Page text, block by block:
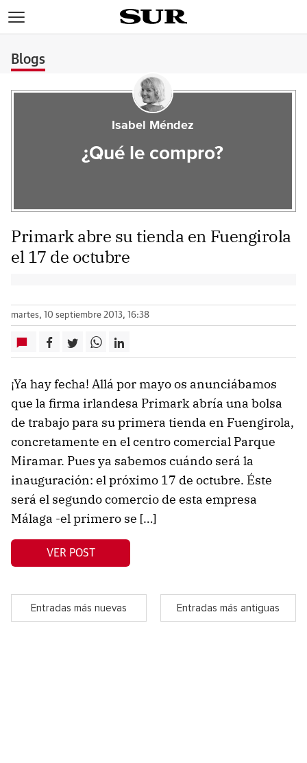
Blogs
Isabel Méndez
¿Qué le compro?
Primark abre su tienda en Fuengirola
el 17 de octubre
martes, 10 septiembre 2013, 16:38
¡Ya hay fecha! Allá por mayo os anunciábamos
que la firma irlandesa Primark abría una bolsa
de trabajo para su primera tienda en Fuengirola,
concretamente en el centro comercial Parque
Miramar. Pues ya sabemos cuándo será la
inauguración: el próximo 17 de octubre. Éste
será el segundo comercio de esta empresa
Málaga -el primero se […]
VER POST
Entradas más nuevas Entradas más antiguas